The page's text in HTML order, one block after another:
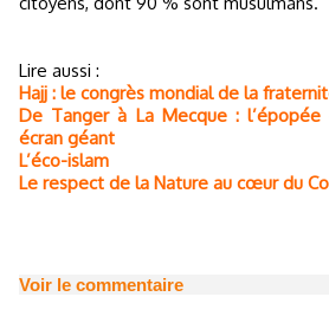
Lire aussi :
Hajj : le congrès mondial de la
De Tanger à La Mecque :
écran géant
L’éco-islam
Le respect de la Nature au cœur du
Voir le commentaire